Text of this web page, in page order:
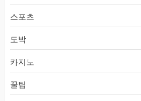
스포츠
도박
카지노
꿀팁